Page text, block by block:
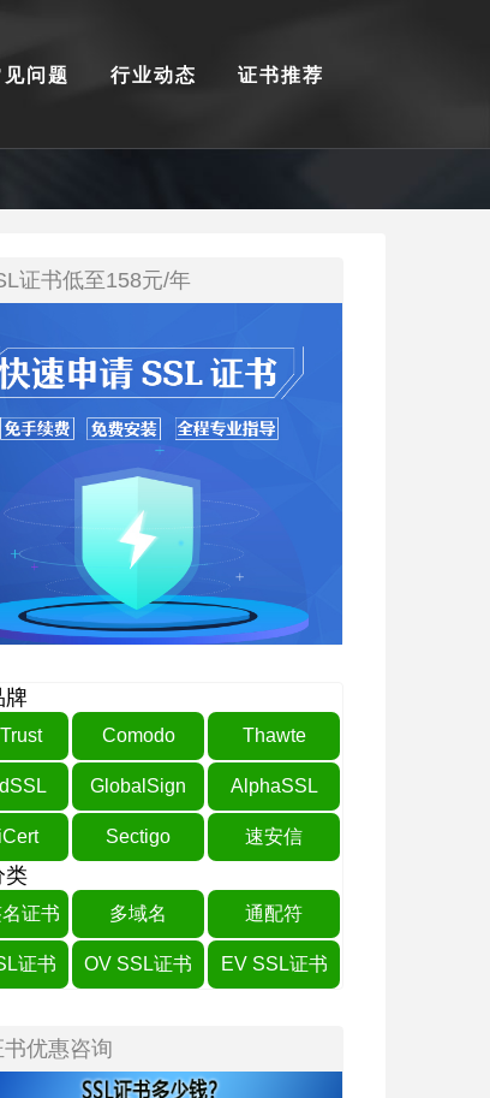
见问题 行业动态 证书推荐
证书低至158元/年
牌
Comodo Thawte
GlobalSign AlphaSSL
Sectigo 速安信
类
证书 多域名 通配符
证书 OV SSL证书 EV SSL证书
优惠咨询